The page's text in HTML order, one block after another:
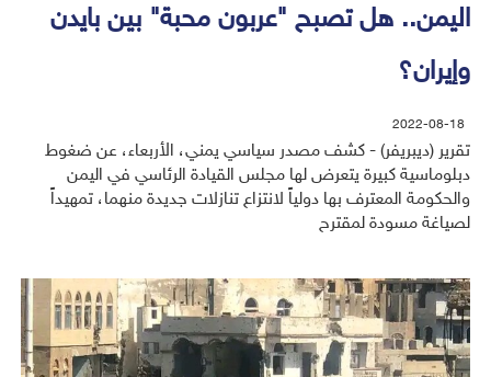
اليمن.. هل تصبح "عربون محبة" بين بايدن
وإيران؟
2022-08-18
تقرير (ديبريفر) - كشف مصدر سياسي يمني، الأربعاء، عن ضغوط
دبلوماسية كبيرة يتعرض لها مجلس القيادة الرئاسي في اليمن
والحكومة المعترف بها دولياً لانتزاع تنازلات جديدة منهما، تمهيداً
لصياغة مسودة لمقترح